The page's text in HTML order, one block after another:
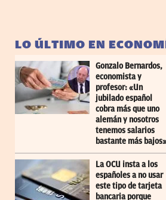
LO ÚLTIMO EN
Gonzalo Bernardos,
economista y
profesor: «Un
jubilado español
cobra más que uno
alemán y nosotros
tenemos salarios
bastante más bajos»
La OCU insta a los
españoles a no usar
este tipo de tarjeta
bancaria porque